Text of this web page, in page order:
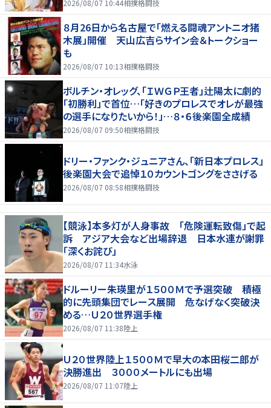
2026/08/07 10:44相撲格闘技
８月26日から名古屋で「燃える闘魂アントニオ猪
木展」開催 天山広吉らサイン会＆トークショー
も
2026/08/07 10:13相撲格闘技
ボルチン・オレッグ、「ＩＷＧＰ王者」辻陽太に劇的
「初勝利」で首位…「好きのプロレスでオレが最強
の選手になりたいから！」…８・６後楽園全成績
2026/08/07 09:50相撲格闘技
ドリー・ファンク・ジュニアさん、「新日本プロレス」
後楽園大会で追悼１０カウントゴングをささげる
2026/08/07 08:58相撲格闘技
【競泳】本多灯が人身事故 「危険運転致傷」で起
訴 アジア大会など出場辞退 日本水連が謝罪
「深くお詫び」
2026/08/07 11:34水泳
ドルーリー朱瑛里が１５００Ｍで予選突破 積極
的に先頭集団でレース展開 危なげなく突破決
める…Ｕ２０世界選手権
2026/08/07 11:38陸上
Ｕ２０世界陸上１５００Ｍで早大の本田桜二郎が
決勝進出 ３０００メートルにも出場
2026/08/07 11:07陸上